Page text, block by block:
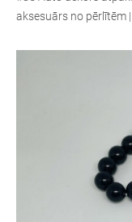
aksesuārs no pērlītēm